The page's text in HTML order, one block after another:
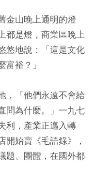
金山晚上通明的燈
都是燈，商業區晚上
悠地說：「這是文化
裕？」
，「他們永遠不會給
問為什麼。」一九七
利，產業正邁入轉
開始賣《毛語錄》，
題、團體，在國外都